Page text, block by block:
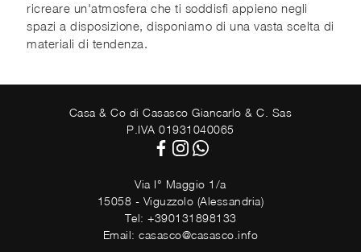
ricreare un'atmosfera che ti soddisfi appieno negli
spazi a disposizione, disponiamo di una vasta scelta di
materiali di tendenza.
Casa & Co di Casasco Giancarlo & C. Sas
P.IVA 01931040065
Via I° Maggio 1/a
15058 - Viguzzolo (Alessandria)
Tel: +390131898133
Email: casasco@casasco.info